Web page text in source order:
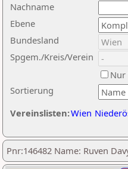
Nachname
Ebene
Sortierung
Bundesland
Spgem./Kreis/Verein
Nur
Vereinslisten:Wien
Pnr:146482 Name: Ruven